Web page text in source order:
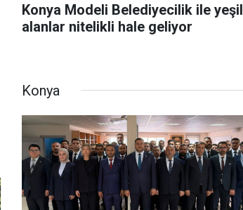
Konya Modeli Belediyecilik ile yeşil
alanlar nitelikli hale geliyor
Konya